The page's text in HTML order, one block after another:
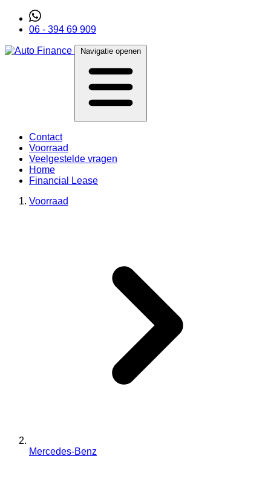
06 - 394 69 909
Navigatie openen
Contact
Voorraad
Veelgestelde vragen
Home
Financial Lease
Voorraad
Mercedes-Benz